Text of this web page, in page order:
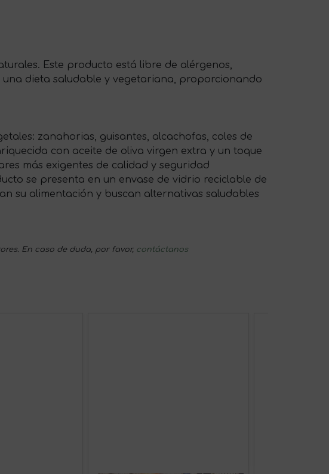
Este producto está libre de alérgenos,
dieta saludable y vegetariana, proporcionando
zanahorias, guisantes, alcachofas, coles de
con aceite de oliva virgen extra y un toque
más exigentes de calidad y seguridad
se presenta en un envase de vidrio reciclable de
su alimentación y buscan alternativas saludables
En caso de duda, por favor, contáctanos